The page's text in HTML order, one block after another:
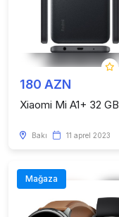
180 AZN
Xiaomi Mi A1+ 32 GB
Bakı 11 aprel 2023
Mağaza